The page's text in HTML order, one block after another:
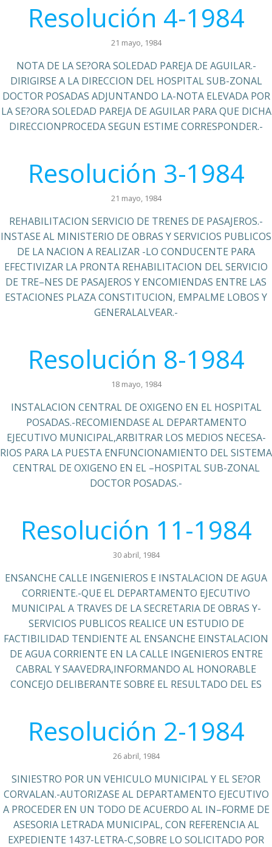
Resolución 4-1984
21 mayo, 1984
NOTA DE LA SE?ORA SOLEDAD PAREJA DE AGUILAR.-
DIRIGIRSE A LA DIRECCION DEL HOSPITAL SUB-ZONAL
DOCTOR POSADAS ADJUNTANDO LA-NOTA ELEVADA POR
LA SE?ORA SOLEDAD PAREJA DE AGUILAR PARA QUE DICHA
DIRECCIONPROCEDA SEGUN ESTIME CORRESPONDER.-
Resolución 3-1984
21 mayo, 1984
REHABILITACION SERVICIO DE TRENES DE PASAJEROS.-
INSTASE AL MINISTERIO DE OBRAS Y SERVICIOS PUBLICOS
DE LA NACION A REALIZAR -LO CONDUCENTE PARA
EFECTIVIZAR LA PRONTA REHABILITACION DEL SERVICIO
DE TRE–NES DE PASAJEROS Y ENCOMIENDAS ENTRE LAS
ESTACIONES PLAZA CONSTITUCION, EMPALME LOBOS Y
GENERALALVEAR.-
Resolución 8-1984
18 mayo, 1984
INSTALACION CENTRAL DE OXIGENO EN EL HOSPITAL
POSADAS.-RECOMIENDASE AL DEPARTAMENTO
EJECUTIVO MUNICIPAL,ARBITRAR LOS MEDIOS NECESA-
RIOS PARA LA PUESTA ENFUNCIONAMIENTO DEL SISTEMA
CENTRAL DE OXIGENO EN EL –HOSPITAL SUB-ZONAL
DOCTOR POSADAS.-
Resolución 11-1984
30 abril, 1984
ENSANCHE CALLE INGENIEROS E INSTALACION DE AGUA
CORRIENTE.-QUE EL DEPARTAMENTO EJECUTIVO
MUNICIPAL A TRAVES DE LA SECRETARIA DE OBRAS Y-
SERVICIOS PUBLICOS REALICE UN ESTUDIO DE
FACTIBILIDAD TENDIENTE AL ENSANCHE EINSTALACION
DE AGUA CORRIENTE EN LA CALLE INGENIEROS ENTRE
CABRAL Y SAAVEDRA,INFORMANDO AL HONORABLE
CONCEJO DELIBERANTE SOBRE EL RESULTADO DEL ES
Resolución 2-1984
26 abril, 1984
SINIESTRO POR UN VEHICULO MUNICIPAL Y EL SE?OR
CORVALAN.-AUTORIZASE AL DEPARTAMENTO EJECUTIVO
A PROCEDER EN UN TODO DE ACUERDO AL IN–FORME DE
ASESORIA LETRADA MUNICIPAL, CON REFERENCIA AL
EXPEDIENTE 1437-LETRA-C,SOBRE LO SOLICITADO POR